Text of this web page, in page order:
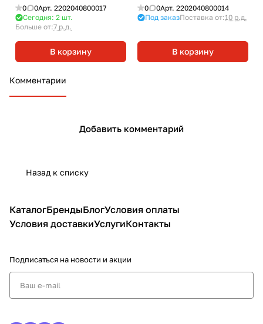
0 0Арт. 2202040800017
Сегодня: 2 шт.
Больше от:7 р.д.
В корзину
0 0Арт. 2202040800014
Под заказПоставка от:10 р.д.
В корзину
Комментарии
Добавить комментарий
Назад к списку
КаталогБрендыБлогУсловия оплаты
Условия доставкиУслугиКонтакты
Подписаться на новости и акции